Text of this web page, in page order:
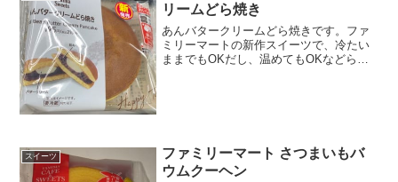
リームどら焼き
あんバタークリームどら焼きです。ファ
ミリーマートの新作スイーツで、冷たい
ままでもOKだし、温めてもOKなどら焼
スイーツ
ファミリーマート さつまいもバ
ウムクーヘン